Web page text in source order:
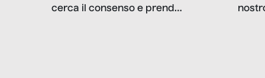
cerca il consenso e prende